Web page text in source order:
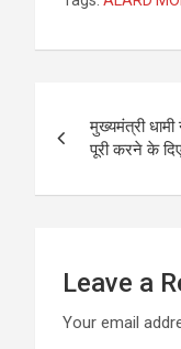
मुख्यमंत्री
पूरी करने के
Leave a
Your email